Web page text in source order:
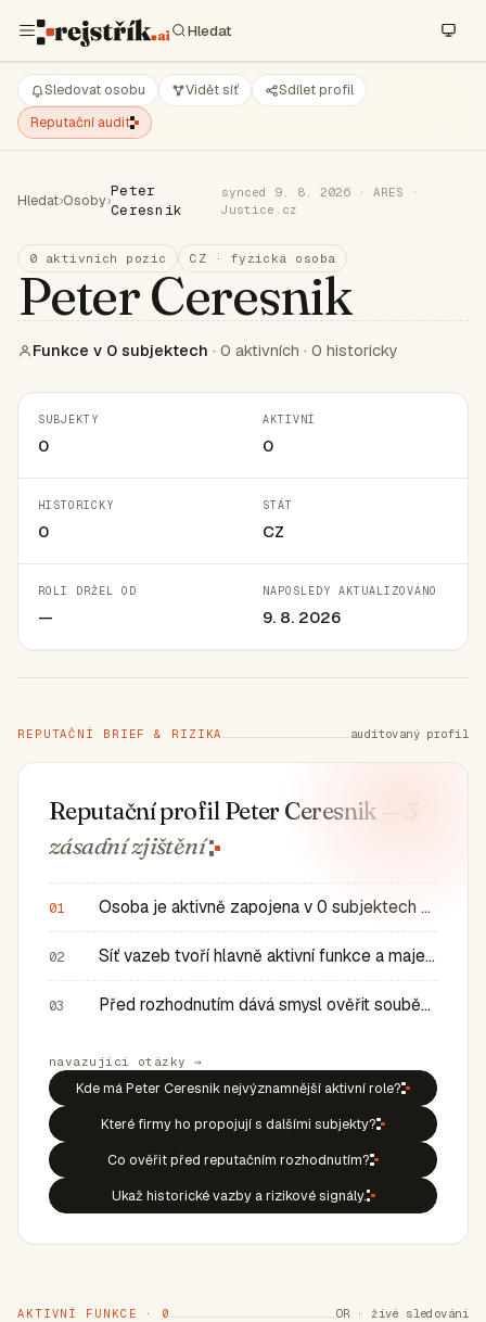
Sledovat osobu Vidět síť
Sdílet profil
Reputační audit
Hledat›Osoby›
Peter
Ceresnik
synced 9. 8. 2026 · ARES ·
Justice.cz
0 aktivních pozic CZ · fyzická osoba
Peter Ceresnik
Funkce v 0 subjektech · 0 aktivních · 0 historicky
SUBJEKTY
0
AKTIVNÍ
0
HISTORICKY
0
STÁT
CZ
ROLI DRŽEL OD
—
NAPOSLEDY AKTUALIZOVÁNO
9. 8. 2026
REPUTAČNÍ BRIEF & RIZIKA auditovaný profil
Reputační profil Peter Ceresnik — 3
zásadnízjištění
01 Osoba je aktivně zapojena v 0 subjektech a má 0 historic…
02 Síť vazeb tvoří hlavně aktivní funkce a majetkové role v…
03 Před rozhodnutím dává smysl ověřit souběh rolí, historic…
navazující otázky →
Kde má Peter Ceresnik nejvýznamnější aktivní role?
Které firmy ho propojují s dalšími subjekty?
Co ověřit před reputačním rozhodnutím?
Ukaž historické vazby a rizikové signály.
AKTIVNÍ FUNKCE · 0 OR · živé sledování